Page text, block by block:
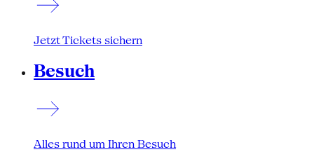
Jetzt Tickets sichern
Besuch
Alles rund um Ihren Besuch